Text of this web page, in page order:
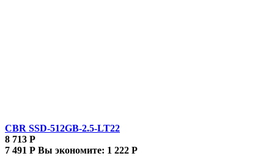
CBR SSD-512GB-2.5-LT22
8 713 Р
7 491 Р Вы экономите: 1 222 Р